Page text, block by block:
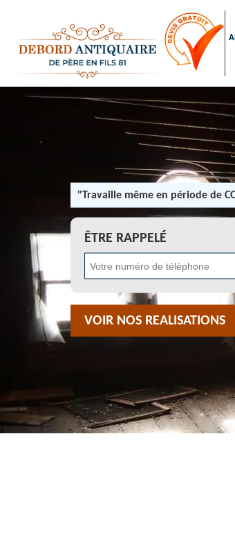
"Travaille même en période de
ÊTRE RAPPELÉ
VOIR NOS REALISATIONS